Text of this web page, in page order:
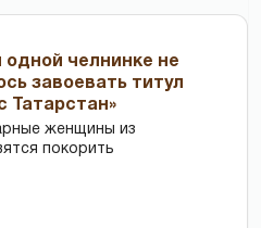
одной челнинке не
завоевать титул
Татарстан»
женщины из
покорить